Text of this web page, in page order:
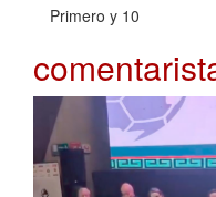
Primero y 10